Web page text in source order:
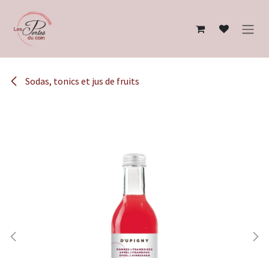
Sodas, tonics et jus de fruits